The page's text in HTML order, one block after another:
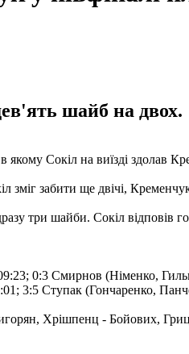
шайб на двох.
Сокіл на виїзді здолав
забити ще двічі,
три шайби. Сокіл
0:3 Смирнов (Німенко,
3:5 Ступак (Гончаренко,
Хрішпенц - Бойових,